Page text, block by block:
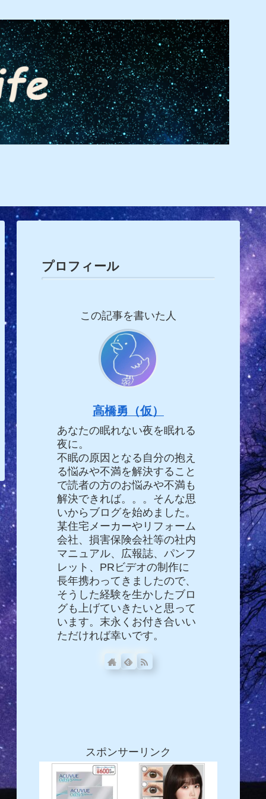
プロフィール
この記事を書いた人
高橋勇（仮）
あなたの眠れない夜を眠れる
夜に。
不眠の原因となる自分の抱え
る悩みや不満を解決すること
で読者の方のお悩みや不満も
解決できれば。。。そんな思
いからブログを始めました。
某住宅メーカーやリフォーム
会社、損害保険会社等の社内
マニュアル、広報誌、パンフ
レット、PRビデオの制作に
長年携わってきましたので、
そうした経験を生かしたブロ
グも上げていきたいと思って
います。末永くお付き合いい
ただければ幸いです。
スポンサーリンク